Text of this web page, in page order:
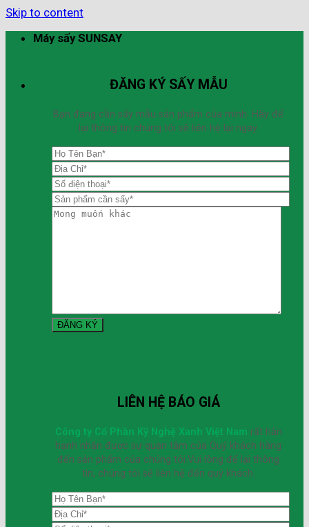
Skip to content
Máy sấy SUNSAY
ĐĂNG KÝ SẤY MẪU
Bạn đang cần sấy mẫu sản phẩm của mình. Hãy để
lại thông tin chúng tôi sẽ liên hệ lại ngay.
LIÊN HỆ BÁO GIÁ
Công ty Cổ Phần Kỹ Nghệ Xanh Việt Nam rất hân
hạnh nhận được sự quan tâm của Quý khách hàng
đến sản phẩm của chúng tôi.Vui lòng để lại thông
tin, chúng tôi sẽ liên hệ đến quý khách.